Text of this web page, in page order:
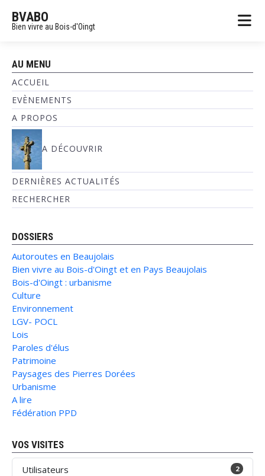
BVABO
Bien vivre au Bois-d'Oingt
AU MENU
ACCUEIL
EVÈNEMENTS
A PROPOS
A DÉCOUVRIR
DERNIÈRES ACTUALITÉS
RECHERCHER
DOSSIERS
Autoroutes en Beaujolais
Bien vivre au Bois-d'Oingt et en Pays Beaujolais
Bois-d'Oingt : urbanisme
Culture
Environnement
LGV- POCL
Lois
Paroles d'élus
Patrimoine
Paysages des Pierres Dorées
Urbanisme
A lire
Fédération PPD
VOS VISITES
Utilisateurs 2